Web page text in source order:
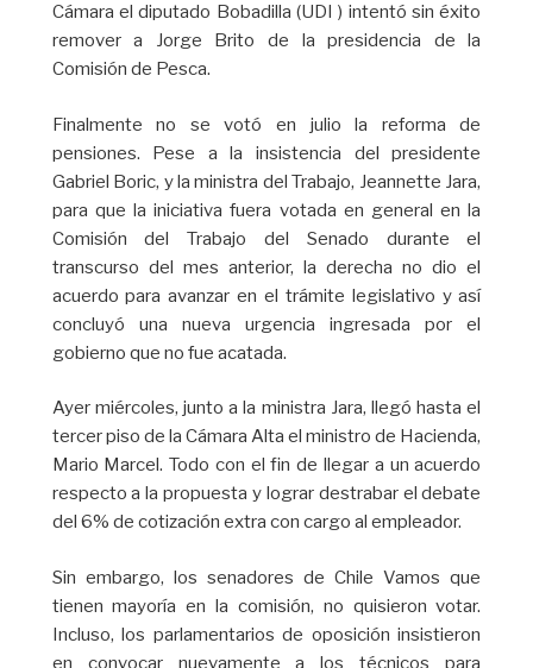
Cámara el diputado Bobadilla (UDI ) intentó sin éxito
remover a Jorge Brito de la presidencia de la
Comisión de Pesca.
Finalmente no se votó en julio la reforma de
pensiones. Pese a la insistencia del presidente
Gabriel Boric, y la ministra del Trabajo, Jeannette Jara,
para que la iniciativa fuera votada en general en la
Comisión del Trabajo del Senado durante el
transcurso del mes anterior, la derecha no dio el
acuerdo para avanzar en el trámite legislativo y así
concluyó una nueva urgencia ingresada por el
gobierno que no fue acatada.
Ayer miércoles, junto a la ministra Jara, llegó hasta el
tercer piso de la Cámara Alta el ministro de Hacienda,
Mario Marcel. Todo con el fin de llegar a un acuerdo
respecto a la propuesta y lograr destrabar el debate
del 6% de cotización extra con cargo al empleador.
Sin embargo, los senadores de Chile Vamos que
tienen mayoría en la comisión, no quisieron votar.
Incluso, los parlamentarios de oposición insistieron
en convocar nuevamente a los técnicos para